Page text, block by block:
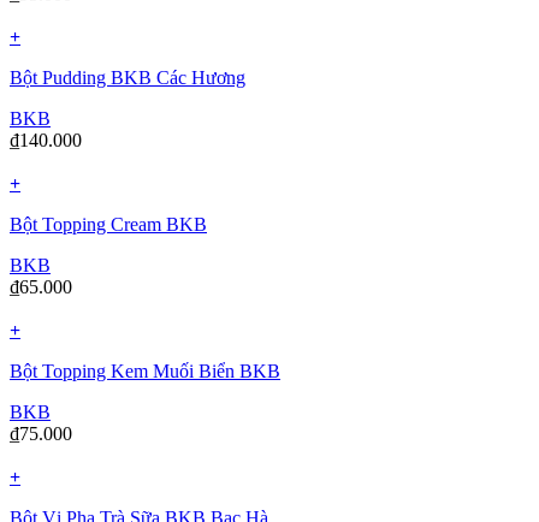
+
Bột Pudding BKB Các Hương
BKB
₫140.000
+
Bột Topping Cream BKB
BKB
₫65.000
+
Bột Topping Kem Muối Biển BKB
BKB
₫75.000
+
Bột Vị Pha Trà Sữa BKB Bạc Hà